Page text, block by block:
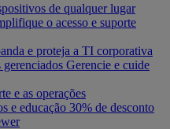
de qualquer lugar
o acesso e suporte
e proteja a TI corporativa
gerenciados Gerencie e cuide
e as operações
e educação 30% de desconto